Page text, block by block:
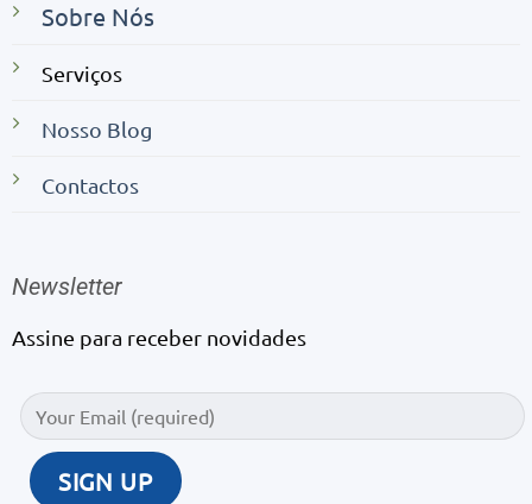
Sobre Nós
Serviços
Nosso Blog
Contactos
Newsletter
Assine para receber novidades